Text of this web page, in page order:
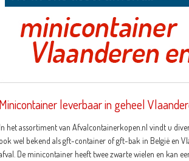
Minicontainer leverbaar in geheel
In het assortiment van Afvalcontainerkopen.nl vindt u
ook wel bekend als gft-container of gft-bak in België en
De minicontainer heeft twee zwarte wielen en kan